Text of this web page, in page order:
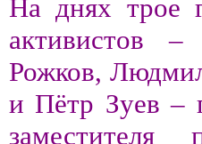
На днях трое
активистов –
Рожков,
и Пётр Зуев –
заместителя